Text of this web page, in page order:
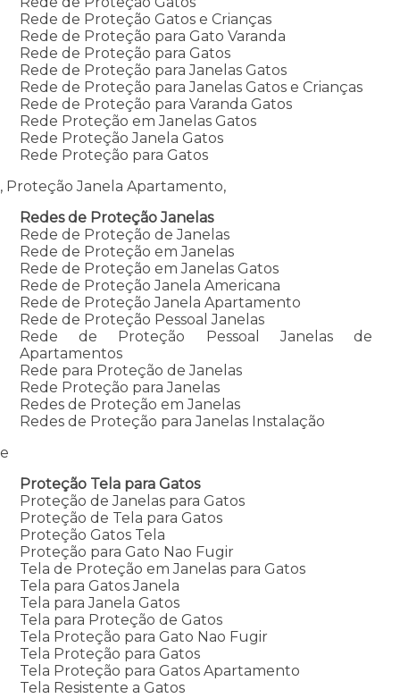
Rede de Proteção Gatos e Crianças
Rede de Proteção para Gato Varanda
Rede de Proteção para Gatos
Rede de Proteção para Janelas Gatos
Rede de Proteção para Janelas Gatos e Crianças
Rede de Proteção para Varanda Gatos
Rede Proteção em Janelas Gatos
Rede Proteção Janela Gatos
Rede Proteção para Gatos
, Proteção Janela Apartamento,
Redes de Proteção Janelas
Rede de Proteção de Janelas
Rede de Proteção em Janelas
Rede de Proteção em Janelas Gatos
Rede de Proteção Janela Americana
Rede de Proteção Janela Apartamento
Rede de Proteção Pessoal Janelas
Rede de Proteção Pessoal Janelas de
Apartamentos
Rede para Proteção de Janelas
Rede Proteção para Janelas
Redes de Proteção em Janelas
Redes de Proteção para Janelas Instalação
e
Proteção Tela para Gatos
Proteção de Janelas para Gatos
Proteção de Tela para Gatos
Proteção Gatos Tela
Proteção para Gato Nao Fugir
Tela de Proteção em Janelas para Gatos
Tela para Gatos Janela
Tela para Janela Gatos
Tela para Proteção de Gatos
Tela Proteção para Gato Nao Fugir
Tela Proteção para Gatos
Tela Proteção para Gatos Apartamento
Tela Resistente a Gatos